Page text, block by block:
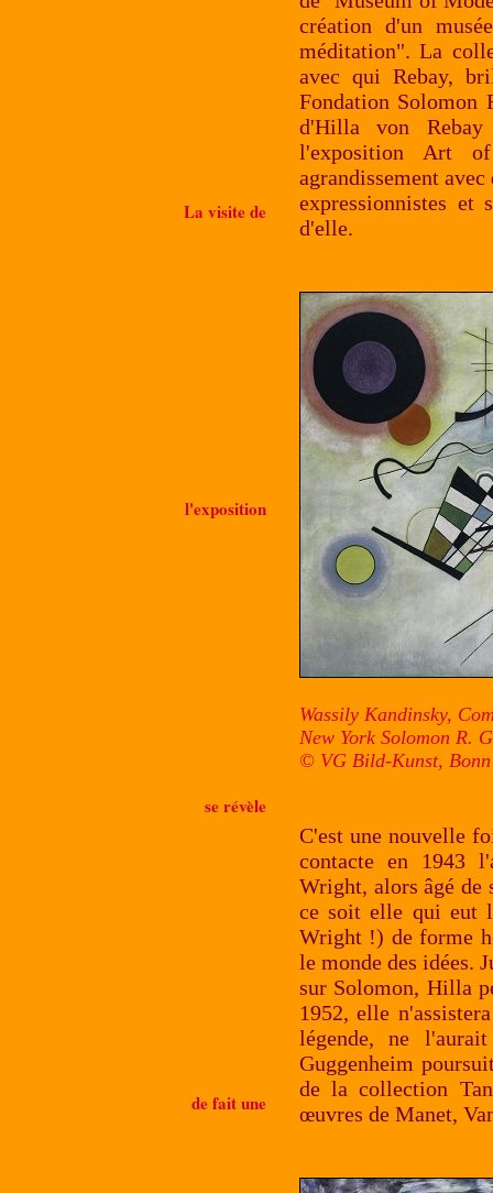
La visite de
l'exposition
se révèle
de fait une
création d'un
méditation". La
avec qui Rebay,
Fondation Solomon
d'Hilla von Rebay
l'exposition Art
agrandissement
expressionnistes
d'elle.
Wassily Kandinsky,
New York Solomon R.
© VG Bild-Kunst,
C'est une nouvelle
contacte en 1943
Wright, alors âgé de
ce soit elle qui eut
Wright !) de forme
le monde des idées.
sur Solomon, Hilla
1952, elle
légende, ne
Guggenheim
de la collection
œuvres de Manet,